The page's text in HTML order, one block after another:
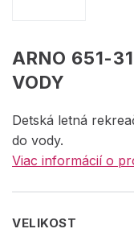
ARNO 651-
VODY
Detská letná
do vody.
Viac informácií o
VELIKOST